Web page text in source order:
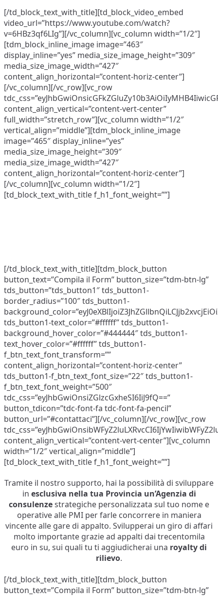
[/td_block_text_with_title][td_block_video_embed
video_url=”https://www.youtube.com/watch?
v=6HBz3qf6LIg”][/vc_column][vc_column width=”1/2″]
[tdm_block_inline_image image=”463″
display_inline=”yes” media_size_image_height=”309″
media_size_image_width=”427″
content_align_horizontal=”content-horiz-center”]
[/vc_column][/vc_row][vc_row
content_align_vertical=”content-vert-center”
full_width=”stretch_row”][vc_column width=”1/2″
vertical_align=”middle”][tdm_block_inline_image
image=”465″ display_inline=”yes”
media_size_image_height=”309″
media_size_image_width=”427″
content_align_horizontal=”content-horiz-center”]
[/vc_column][vc_column width=”1/2″]
[td_block_text_with_title f_h1_font_weight=””]
[/td_block_text_with_title][tdm_block_button
button_text=”Compila il Form” button_size=”tdm-btn-lg”
tds_button=”tds_button1″ tds_button1-
border_radius=”100″ tds_button1-
tds_button1-text_color=”#ffffff” tds_button1-
background_hover_color=”#444444″ tds_button1-
text_hover_color=”#ffffff” tds_button1-
f_btn_text_font_transform=””
content_align_horizontal=”content-horiz-center”
tds_button1-f_btn_text_font_size=”22″ tds_button1-
f_btn_text_font_weight=”500″
tdc_css=”eyJhbGwiOnsiZGlzcGxheSI6IiJ9fQ==”
button_tdicon=”tdc-font-fa tdc-font-fa-pencil”
button_url=”#contattaci”][/vc_column][/vc_row][vc_row
content_align_vertical=”content-vert-center”][vc_column
width=”1/2″ vertical_align=”middle”]
[td_block_text_with_title f_h1_font_weight=””]
Tramite il nostro supporto, hai la possibilità di sviluppare
in esclusiva nella tua Provincia un’Agenzia di
consulenzestrategiche personalizzata sul tuo nome e
operative alle PMI per farle concorrere in maniera
vincente alle gare di appalto. Svilupperai un giro di affari
molto importante grazie ad appalti dai trecentomila
euro in su, sui quali tu ti aggiudicherai una royalty di
rilievo.
[/td_block_text_with_title][tdm_block_button
button_text=”Compila il Form” button_size=”tdm-btn-lg”